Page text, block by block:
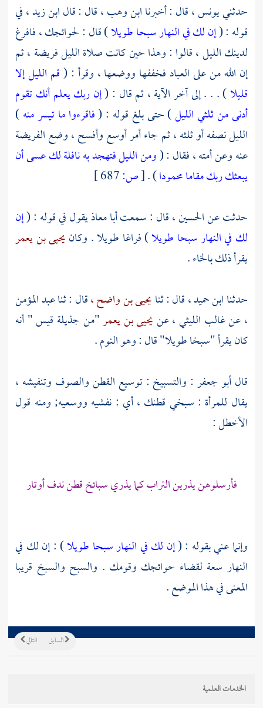
حدثنييونس ،قال : أخبرناابن وهب ،قال : قالابن زيد ،في
قوله : (إن لك في النهار سبحا طويلا) قال : لحوائجك ، فافرغ
لدينك الليل ، قالوا : وهذا حين كانت صلاة الليل فريضة ، ثم
إن الله من على العباد فخففها ووضعها ، وقرأ : (قم الليل إلا
قليلا) . . . إلى آخر الآية ، ثم قال : (إن ربك يعلم أنك تقوم
أدنى من ثلثي الليل) حتى بلغ قوله : (فاقرءوا ما تيسر منه)
الليل نصفه أو ثلثه ، ثم جاء أمر أوسع وأفسح ، وضع الفريضة
عنه وعن أمته ، فقال : (ومن الليل فتهجد به نافلة لك عسى أن
يبعثك ربك مقاما محمودا) .
[ص:
حدثت عنالحسين ،قال : سمعتأبا معاذيقول في قوله : (إن
لك في النهار سبحا طويلا) فراغا طويلا . وكانيحيى بن يعمر
يقرأ ذلك بالخاء .
حدثناابن حميد ،قال : ثنايحيى بن واضح ،قال : ثناعبد المؤمن
،عنغالب الليثي ،عنيحيى بن يعمر"منجذيلة قيس" أنه
كان يقرأ "سبخا طويلا" قال : وهو النوم .
قالأبو جعفر : والتسبيخ : توسيع القطن والصوف وتنفيشه ،
يقال للمرأة : سبخي قطنك ، أي : نفشيه ووسعيه; ومنه قول
الأخطل:
فأرسلوهن يذرين التراب كما يذري سبائخ قطن ندف أوتار
وإنما عني بقوله : (إن لك في النهار سبحا طويلا) : إن لك في
النهار سعة لقضاء حوائجك وقومك . والسبح والسبخ قريبا
المعنى في هذا الموضع .
التالي السابق
الخدمات العلمية